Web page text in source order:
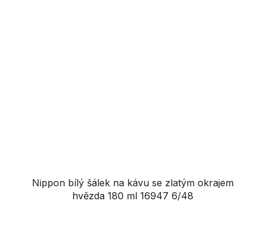
Nippon bílý šálek na kávu se zlatým okrajem
hvězda 180 ml 16947 6/48